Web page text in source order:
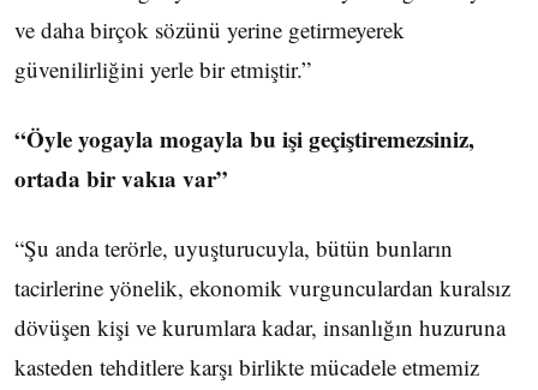
ve daha birçok sözünü yerine getirmeyerek
güvenilirliğini yerle bir etmiştir.”
“Öyle yogayla mogayla bu işi geçiştiremezsiniz,
ortada bir vakıa var”
“Şu anda terörle, uyuşturucuyla, bütün bunların
tacirlerine yönelik, ekonomik vurgunculardan kuralsız
dövüşen kişi ve kurumlara kadar, insanlığın huzuruna
kasteden tehditlere karşı birlikte mücadele etmemiz